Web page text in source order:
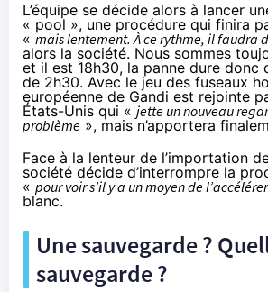
L’équipe se décide alors à lancer
« pool », une procédure qui finira
« mais lentement. À ce rythme, il faudra
alors la société. Nous sommes
et il est 18h30, la panne dure donc
de 2h30. Avec le jeu des fuseaux
européenne de Gandi est rejointe
États-Unis qui « jette un nouveau
problème », mais n’apportera
Face à la lenteur de l’importation
société décide d’interrompre la
« pour voir s’il y a un moyen de l’accélérer
blanc.
Une sauvegarde ?
sauvegarde ?